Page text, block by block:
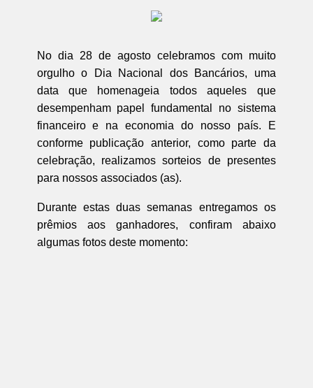
No dia 28 de agosto celebramos com muito
orgulho o Dia Nacional dos Bancários, uma
data que homenageia todos aqueles que
desempenham papel fundamental no sistema
financeiro e na economia do nosso país. E
conforme publicação anterior, como parte da
celebração, realizamos sorteios de presentes
para nossos associados (as).
Durante estas duas semanas entregamos os
prêmios aos ganhadores, confiram abaixo
algumas fotos deste momento: